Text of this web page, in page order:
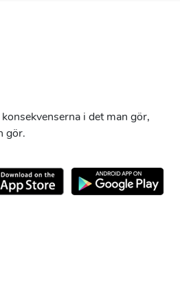
i det man gör,
gör.